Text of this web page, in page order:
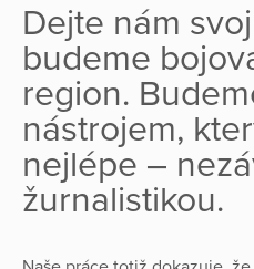
Dejte nám
budeme
region.
nástrojem,
nejlépe –
žurnalistikou.